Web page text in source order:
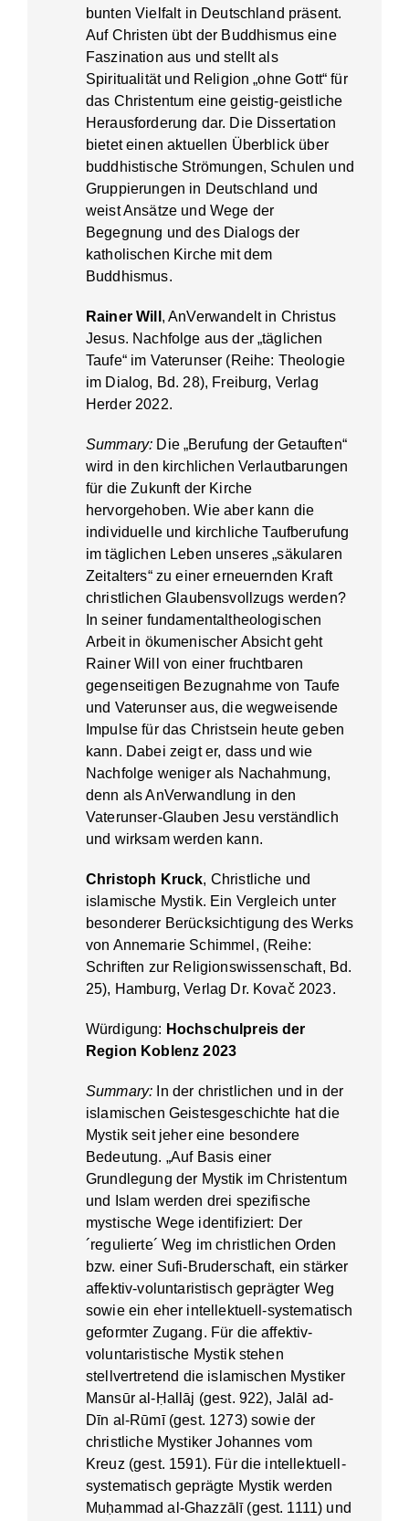
bunten Vielfalt in Deutschland präsent.
Auf Christen übt der Buddhismus eine
Faszination aus und stellt als
Spiritualität und Religion „ohne Gott“ für
das Christentum eine geistig-geistliche
Herausforderung dar. Die Dissertation
bietet einen aktuellen Überblick über
buddhistische Strömungen, Schulen und
Gruppierungen in Deutschland und
weist Ansätze und Wege der
Begegnung und des Dialogs der
katholischen Kirche mit dem
Buddhismus.
Rainer Will , AnVerwandelt in Christus
Jesus. Nachfolge aus der „täglichen
Taufe“ im Vaterunser (Reihe: Theologie
im Dialog, Bd. 28), Freiburg, Verlag
Herder 2022.
Summary: Die „Berufung der Getauften“
wird in den kirchlichen Verlautbarungen
für die Zukunft der Kirche
hervorgehoben. Wie aber kann die
individuelle und kirchliche Taufberufung
im täglichen Leben unseres „säkularen
Zeitalters“ zu einer erneuernden Kraft
christlichen Glaubensvollzugs werden?
In seiner fundamentaltheologischen
Arbeit in ökumenischer Absicht geht
Rainer Will von einer fruchtbaren
gegenseitigen Bezugnahme von Taufe
und Vaterunser aus, die wegweisende
Impulse für das Christsein heute geben
kann. Dabei zeigt er, dass und wie
Nachfolge weniger als Nachahmung,
denn als AnVerwandlung in den
Vaterunser-Glauben Jesu verständlich
und wirksam werden kann.
Christoph Kruck, Christliche und
islamische Mystik. Ein Vergleich unter
besonderer Berücksichtigung des Werks
von Annemarie Schimmel, (Reihe:
Schriften zur Religionswissenschaft, Bd.
25), Hamburg, Verlag Dr. Kovač 2023.
Würdigung: Hochschulpreis der
Region Koblenz 2023
Summary: In der christlichen und in der
islamischen Geistesgeschichte hat die
Mystik seit jeher eine besondere
Bedeutung. „Auf Basis einer
Grundlegung der Mystik im Christentum
und Islam werden drei spezifische
mystische Wege identifiziert: Der
´regulierte´ Weg im christlichen Orden
bzw. einer Sufi-Bruderschaft, ein stärker
affektiv-voluntaristisch geprägter Weg
sowie ein eher intellektuell-systematisch
geformter Zugang. Für die affektiv-
voluntaristische Mystik stehen
stellvertretend die islamischen Mystiker
Mansūr al-Ḥallāj (gest. 922), Jalāl ad-
Dīn al-Rūmī (gest. 1273) sowie der
christliche Mystiker Johannes vom
Kreuz (gest. 1591). Für die intellektuell-
systematisch geprägte Mystik werden
Muḥammad al-Ghazzālī (gest. 1111) und